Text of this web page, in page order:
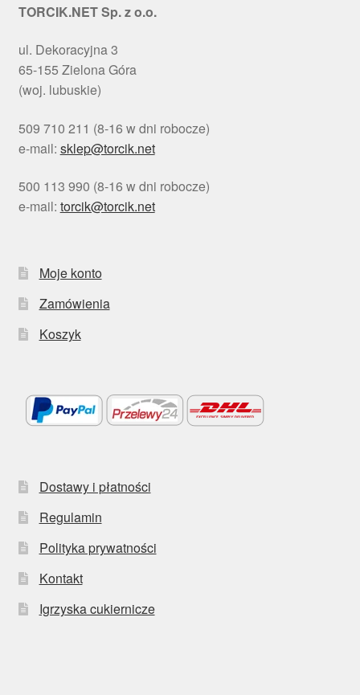
Ozdoby na tort weselny
TORCIK.NET Sp. z o.o.
ul. Dekoracyjna 3
65-155 Zielona Góra
(woj. lubuskie)
509 710 211 (8-16 w dni robocze)
e-mail: sklep@torcik.net
500 113 990 (8-16 w dni robocze)
e-mail: torcik@torcik.net
Moje konto
Zamówienia
Koszyk
Dostawy i płatności
Regulamin
Polityka prywatności
Kontakt
Igrzyska cukiernicze